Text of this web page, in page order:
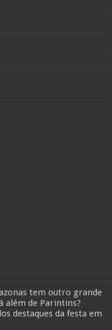
tem outro grande
além de Parintins?
destaques da festa em